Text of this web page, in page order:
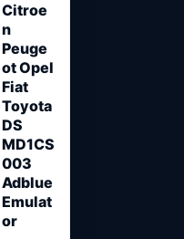
Citroe
n
Peuge
ot Opel
Fiat
Toyota
DS
MD1CS
003
Adblue
Emulat
or